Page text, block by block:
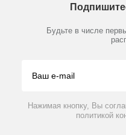
Производители
Мобильное приложение
Партнеры
Контакты
Будьте в числе
Нажимая кнопку, Вы
политикой